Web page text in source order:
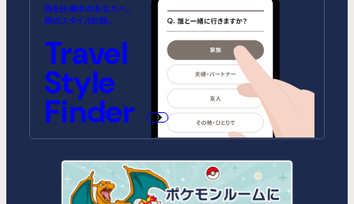
MIMARU SUITES 東京浅草
MIMARU東京 池袋
MIMARU SUITES 東京日本橋
MIMARU東京 錦糸町
MIMARU東京 STATION EAST
MIMARU東京 赤坂
MIMARU東京 上野稲荷町
MIMARU東京 上野NORTH
MIMARU東京 上野EAST
MIMARU東京 上野御徒町
MIMARU東京 新宿WEST
MIMARU東京 日本橋水天宮前
MIMARU東京 八丁堀
MIMARU東京 浅草STATION
MIMARU SUITES 京都
CENTRAL
MIMARU京都 河原町五条
MIMARU京都 STATION
MIMARU京都 新町三条
MIMARU京都 四条WEST(旧
MIMARU京都 西洞院高辻)
MIMARU京都 二条城
MIMARU SUITES 京都四条
MIMARU大阪 難波STATION
ANNEX（2026年10月1日開業）
MIMARU大阪 心斎橋
CENTRAL（2026年9月1日開業）
MIMARU大阪 心斎橋NORTH
MIMARU大阪 心斎橋EAST
MIMARU大阪 難波STATION
MIMARU大阪 心斎橋WEST
MIMARU大阪 難波NORTH
旅を計画中のあなたへ、
旅のスタイル診断。
Travel
Style
Finder